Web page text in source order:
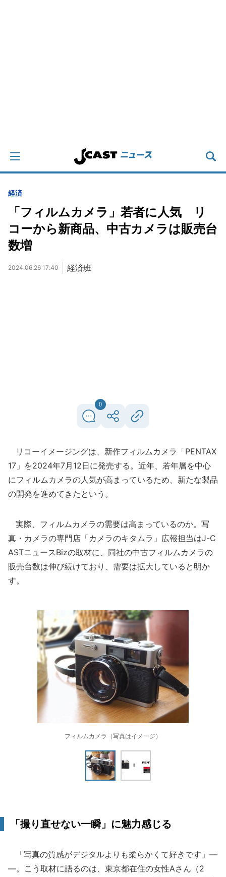
経済
「フィルムカメラ」若者に人気 リ
コーから新商品、中古カメラは販売台
数増
2024.06.26 17:40 経済班
0
リコーイメージングは、新作フィルムカメラ「PENTAX
17」を2024年7月12日に発売する。近年、若年層を中心
にフィルムカメラの人気が高まっているため、新たな製品
の開発を進めてきたという。
実際、フィルムカメラの需要は高まっているのか。写
真・カメラの専門店「カメラのキタムラ」広報担当はJ-C
ASTニュースBizの取材に、同社の中古フィルムカメラの
販売台数は伸び続けており、需要は拡大していると明か
す。
フィルムカメラ（写真はイメージ）
「撮り直せない一瞬」に魅力感じる
「写真の質感がデジタルよりも柔らかくて好きです」―
―。こう取材に語るのは、東京都在住の女性Aさん（2